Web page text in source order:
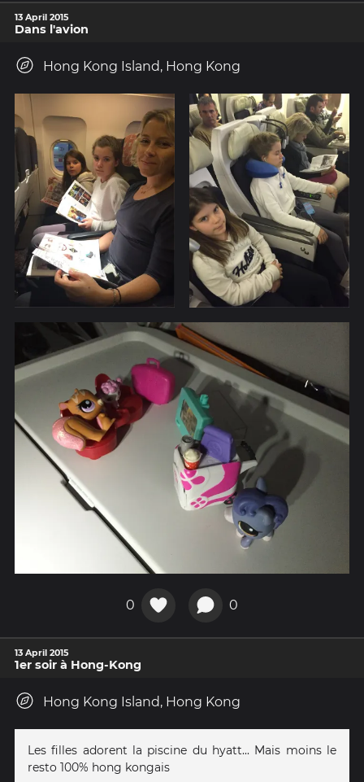
13 April 2015
Dans l'avion
Hong Kong Island, Hong Kong
0 0
13 April 2015
1er soir à Hong-Kong
Hong Kong Island, Hong Kong
Les filles adorent la piscine du hyatt... Mais moins le
resto 100% hong kongais